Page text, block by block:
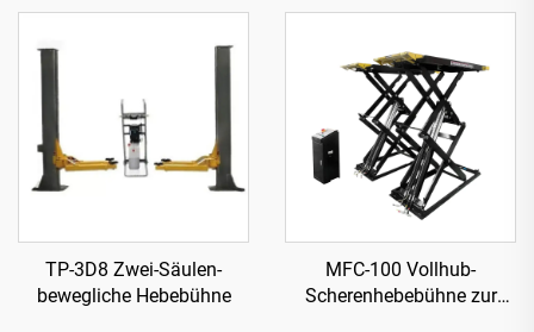
TP04157-DM-2275
TP-3D8 Zwei-Säulen-
bewegliche Hebebühne
MFC-100 Vollhub-
Scherenhebebühne zur